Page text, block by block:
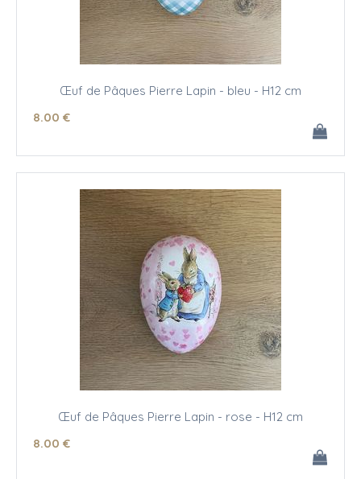
Œuf de Pâques Pierre Lapin - bleu - H12 cm
8.00 €
Œuf de Pâques Pierre Lapin - rose - H12 cm
8.00 €